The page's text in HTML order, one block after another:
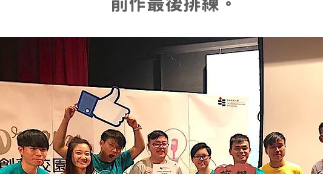
前作最後排練。